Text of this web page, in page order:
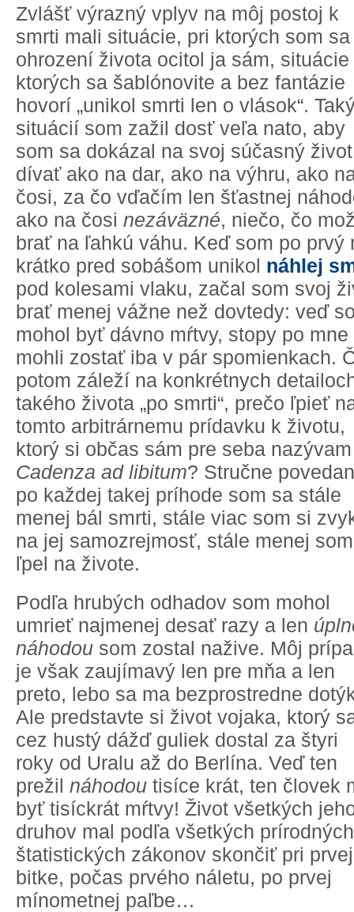
Zvlášť výrazný vplyv na môj postoj k
smrti mali situácie, pri ktorých som
ohrození života ocitol ja sám, situácie
ktorých sa šablónovite a bez fantázie
hovorí „unikol smrti len o vlások“.
situácií som zažil dosť veľa nato, aby
som sa dokázal na svoj súčasný život
dívať ako na dar, ako na výhru, ako
čosi, za čo vďačím len šťastnej
ako na čosi nezáväzné, niečo, čo
brať na ľahkú váhu. Keď som po prvý
krátko pred sobášom unikol náhlej
pod kolesami vlaku, začal som svoj
brať menej vážne než dovtedy: veď
mohol byť dávno mŕtvy, stopy po mne
mohli zostať iba v pár spomienkach.
potom záleží na konkrétnych
takého života „po smrti“, prečo ľpieť
tomto arbitrárnemu prídavku k životu,
ktorý si občas sám pre seba nazývam
Cadenza ad libitum? Stručne
po každej takej príhode som sa stále
menej bál smrti, stále viac som si
na jej samozrejmosť, stále menej som
ľpel na živote.
Podľa hrubých odhadov som mohol
umrieť najmenej desať razy a len
náhodou som zostal nažive. Môj
je však zaujímavý len pre mňa a len
preto, lebo sa ma bezprostredne
Ale predstavte si život vojaka, ktorý
cez hustý dážď guliek dostal za štyri
roky od Uralu až do Berlína. Veď ten
prežil náhodou tisíce krát, ten človek
byť tisíckrát mŕtvy! Život všetkých
druhov mal podľa všetkých prírodných
štatistických zákonov skončiť pri prvej
bitke, počas prvého náletu, po prvej
mínometnej paľbe…